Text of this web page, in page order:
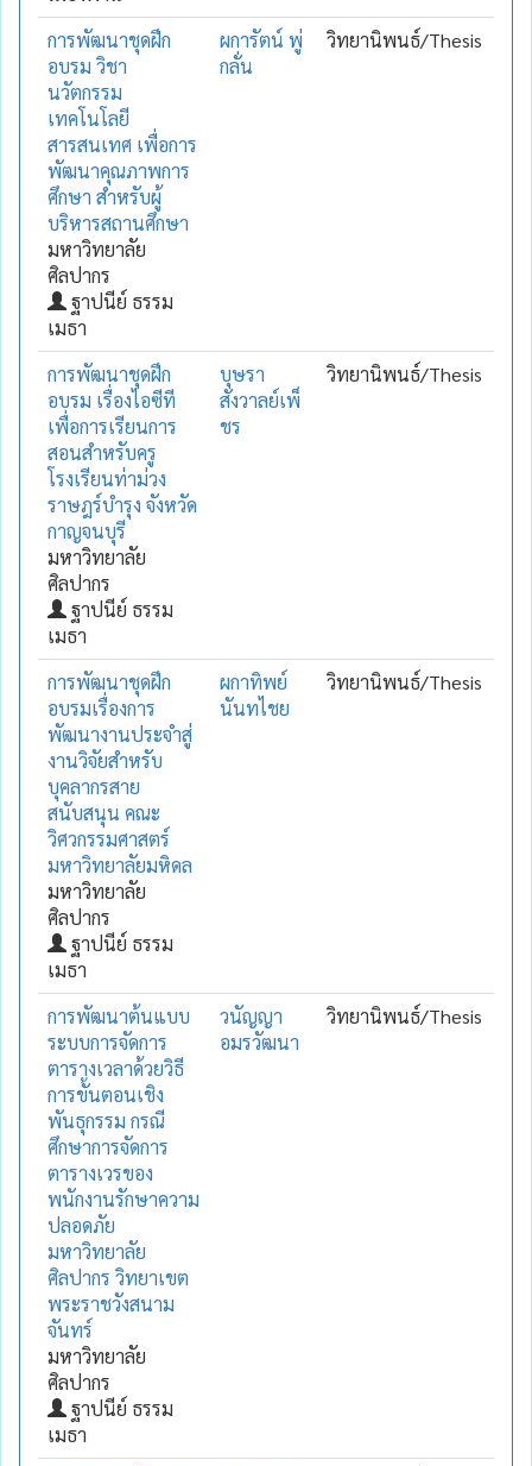
การพัฒนาชุดฝึก
อบรม วิชา
นวัตกรรม
เทคโนโลยี
สารสนเทศ เพื่อการ
พัฒนาคุณภาพการ
ศึกษา สำหรับผู้
บริหารสถานศึกษา
มหาวิทยาลัย
ศิลปากร
ฐาปนีย์ ธรรม
เมธา
ผการัตน์ พู่
กลั่น
วิทยานิพนธ์/Thesis
การพัฒนาชุดฝึก
อบรม เรื่องไอซีที
เพื่อการเรียนการ
สอนสำหรับครู
โรงเรียนท่าม่วง
ราษฎร์บำรุง จังหวัด
กาญจนบุรี
มหาวิทยาลัย
ศิลปากร
ฐาปนีย์ ธรรม
เมธา
บุษรา
สังวาลย์เพ็
ชร
วิทยานิพนธ์/Thesis
การพัฒนาชุดฝึก
อบรมเรื่องการ
พัฒนางานประจำสู่
งานวิจัยสำหรับ
บุคลากรสาย
สนับสนุน คณะ
วิศวกรรมศาสตร์
มหาวิทยาลัยมหิดล
มหาวิทยาลัย
ศิลปากร
ฐาปนีย์ ธรรม
เมธา
ผกาทิพย์
นันทไชย
วิทยานิพนธ์/Thesis
การพัฒนาต้นแบบ
ระบบการจัดการ
ตารางเวลาด้วยวิธี
การขั้นตอนเชิง
พันธุกรรม กรณี
ศึกษาการจัดการ
ตารางเวรของ
พนักงานรักษาความ
ปลอดภัย
มหาวิทยาลัย
ศิลปากร วิทยาเขต
พระราชวังสนาม
จันทร์
มหาวิทยาลัย
ศิลปากร
ฐาปนีย์ ธรรม
เมธา
วนัญญา
อมรวัฒนา
วิทยานิพนธ์/Thesis